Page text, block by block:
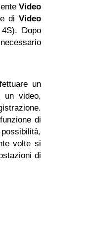
Video
di Video
Dopo
un
un video,
di
volte si
di